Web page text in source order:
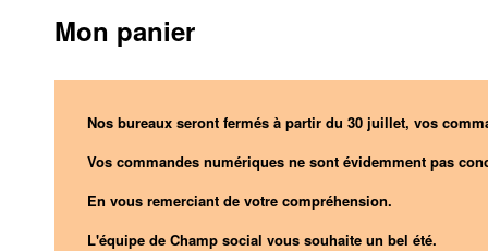
Mon panier
Nos bureaux seront fermés à partir du 30 juillet, vos
Vos commandes numériques ne sont évidemment pas
En vous remerciant de votre compréhension.
L'équipe de Champ social vous souhaite un bel été.